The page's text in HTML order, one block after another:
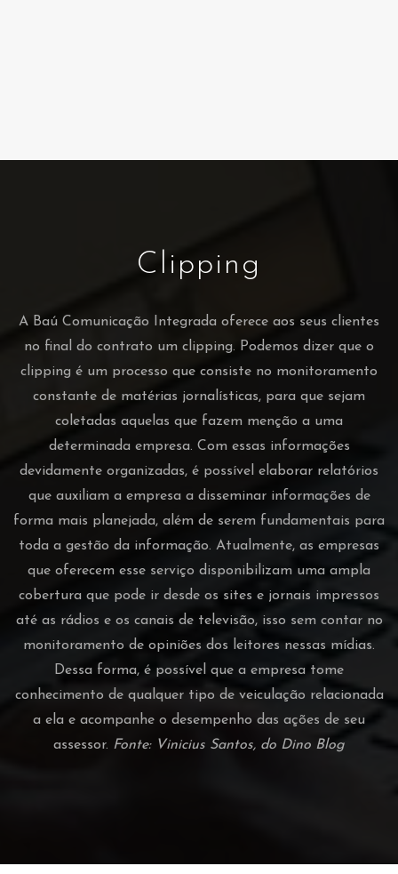
Clipping
A Baú Comunicação Integrada oferece aos seus clientes
no final do contrato um clipping. Podemos dizer que o
clipping é um processo que consiste no monitoramento
constante de matérias jornalísticas, para que sejam
coletadas aquelas que fazem menção a uma
determinada empresa. Com essas informações
devidamente organizadas, é possível elaborar relatórios
que auxiliam a empresa a disseminar informações de
forma mais planejada, além de serem fundamentais para
toda a gestão da informação. Atualmente, as empresas
que oferecem esse serviço disponibilizam uma ampla
cobertura que pode ir desde os sites e jornais impressos
até as rádios e os canais de televisão, isso sem contar no
monitoramento de opiniões dos leitores nessas mídias.
Dessa forma, é possível que a empresa tome
conhecimento de qualquer tipo de veiculação relacionada
a ela e acompanhe o desempenho das ações de seu
assessor. Fonte: Vinicius Santos, do Dino Blog